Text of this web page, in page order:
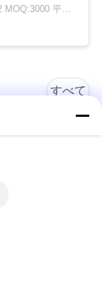
1-50US$/m2 MOQ:3000 平方メートル
すべて